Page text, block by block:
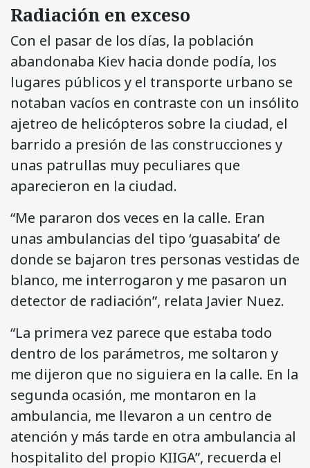
Radiación en exceso
Con el pasar de los días, la población
abandonaba Kiev hacia donde podía, los
lugares públicos y el transporte urbano se
notaban vacíos en contraste con un insólito
ajetreo de helicópteros sobre la ciudad, el
barrido a presión de las construcciones y
unas patrullas muy peculiares que
aparecieron en la ciudad.
“Me pararon dos veces en la calle. Eran
unas ambulancias del tipo ‘guasabita’ de
donde se bajaron tres personas vestidas de
blanco, me interrogaron y me pasaron un
detector de radiación”, relata Javier Nuez.
“La primera vez parece que estaba todo
dentro de los parámetros, me soltaron y
me dijeron que no siguiera en la calle. En la
segunda ocasión, me montaron en la
ambulancia, me llevaron a un centro de
atención y más tarde en otra ambulancia al
hospitalito del propio KIIGA”, recuerda el